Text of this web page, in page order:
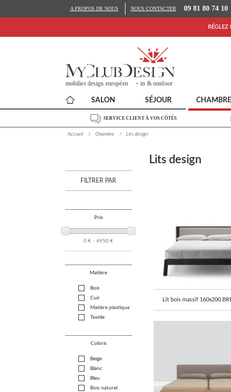
A PROPOS DE NOUS NOUS CONTACTER 09 81 80 74 10
SALON SÉJOUR CHAMBRE
SERVICE CLIENT À VOS CÔTÉS
Accueil Chambre Lits design
Lits design
FILTRER PAR
Prix
0 € - 4950 €
Matière
Bois
Cuir
Matière plastique
Textile
Coloris
Beige
Blanc
Bleu
Bois naturel
Lit bois massif 160x200